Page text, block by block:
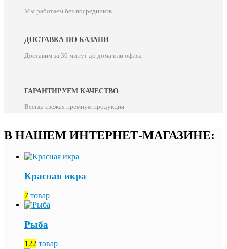
Мы работаем без посредников
ДОСТАВКА ПО КАЗАНИ
Доставим за 30 минут до дома или офиса
ГАРАНТИРУЕМ КАЧЕСТВО
Всегда свежая премиум продукция
В НАШЕМ ИНТЕРНЕТ-МАГАЗИНЕ:
Красная икра
7 товар
Рыба
122 товар